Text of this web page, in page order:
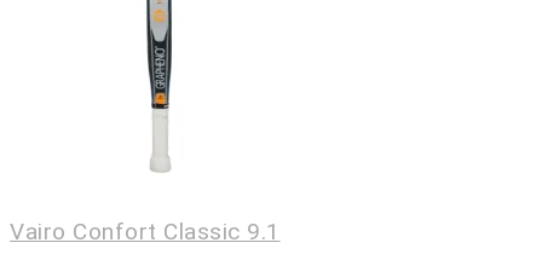
Vairo Confort Classic 9.1